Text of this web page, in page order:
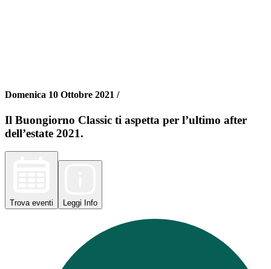
Domenica 10 Ottobre 2021 /
Il Buongiorno Classic ti aspetta per l’ultimo after
dell’estate 2021.
Trova eventi Leggi Info